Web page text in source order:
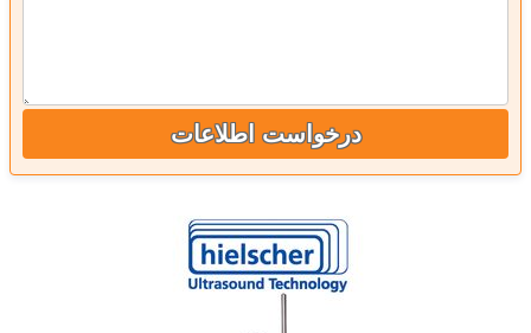
درخواست اطلاعات